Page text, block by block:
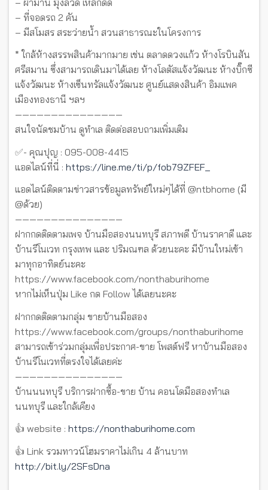
– ที่จอดรถ 2 คัน
– มีสโมสร สระว่ายน้ำ สวนสาธารณะในโครงการ
* ใกล้ห้างสรรพสินค้ามากมาย เช่น ตลาดดวงแก้ว ห้างโรบินสัน
ศรีสมาน ซึ่งสามารถเดินมาได้เลย ห้างโลตัสแจ้งวัฒนะ ห้างบิ๊กซี
แจ้งวัฒนะ ห้างเซ็นทรัลแจ้งวัฒนะ ศูนย์แสดงสินค้า อิมแพค
เมืองทองธานี ฯลฯ
———————————————
สนใจนัดชมบ้าน ดูทำเล ติดต่อสอบถามเพิ่มเติม
✅- คุณปุญ : 095-008-4415
แอดไลน์ที่นี่ : https://line.me/ti/p/fob79ZFEF_
แอดไลน์ติดตามข่าวสารข้อมูลทรัพย์ใหม่ๆได้ที่ @ntbhome (มี
@ด้วย)
———————————————
ฝากกดติดตามเพจ บ้านมือสองนนทบุรี สภาพดี บ้านราคาดี และ
บ้านรีโนเวท กรุงเทพ และ ปริมณฑล ด้วยนะคะ มีบ้านใหม่เข้า
มาทุกอาทิตย์นะคะ
https://www.facebook.com/nonthaburihome
หากไม่เห็นปุ่ม Like กด Follow ได้เลยนะคะ
ฝากกดติดตามกลุ่ม ขายบ้านมือสอง
https://www.facebook.com/groups/nonthaburihome
สามารถเข้าร่วมกลุ่มเพื่อประกาศ-ขาย โพสต์ฟรี หาบ้านมือสอง
บ้านรีโนเวทที่ตรงใจได้เลยค่ะ
———————————————
บ้านนนทบุรี บริการฝากซื้อ-ขาย บ้าน คอนโดมือสองทำเล
นนทบุรี และใกล้เคียง
👍 website : https://nonthaburihome.com
👍 Link รวมทาวน์โฮมราคาไม่เกิน 4 ล้านบาท
http://bit.ly/2SFsDna